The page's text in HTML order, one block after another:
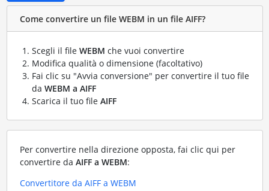
Come convertire un file WEBM in un file AIFF?
Scegli il file WEBM che vuoi convertire
Modifica qualità o dimensione (facoltativo)
Fai clic su "Avvia conversione" per convertire il tuo file
da WEBM a AIFF
Scarica il tuo file AIFF
Per convertire nella direzione opposta, fai clic qui per
convertire da AIFF a WEBM:
Convertitore da AIFF a WEBM